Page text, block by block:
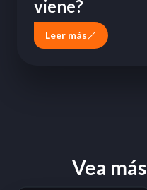
viene?
Leer más
Vea más